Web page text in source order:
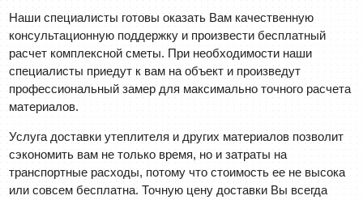
Наши специалисты готовы оказать Вам качественную
консультационную поддержку и произвести бесплатный
расчет комплексной сметы. При необходимости наши
специалисты приедут к вам на объект и произведут
профессиональный замер для максимально точного расчета
материалов.
Услуга доставки утеплителя и других материалов позволит
сэкономить вам не только время, но и затраты на
транспортные расходы, потому что стоимость ее не высока
или совсем бесплатна. Точную цену доставки Вы всегда